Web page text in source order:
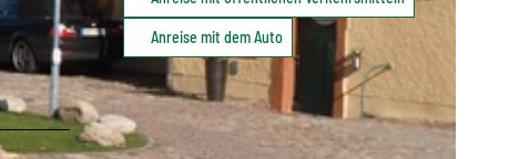
Anreise mit dem Auto